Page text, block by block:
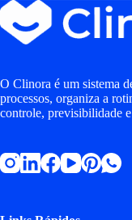
O Clinora é um sistema
processos, organiza a
controle, previsibilidade